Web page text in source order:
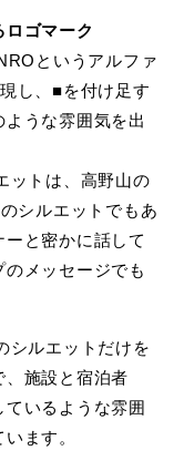
ゴマーク
というアルファ
し、■を付け足す
うな雰囲気を出
ットは、高野山の
シルエットでもあ
と密かに話して
メッセージでも
ルエットだけを
施設と宿泊者
いるような雰囲
ます。